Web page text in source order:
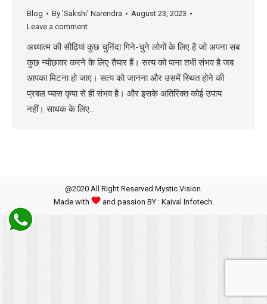
Blog By 'Sakshi' Narendra
August 23, 2023
Leave a comment
अध्यात्म की सीढ़ियां कुछ चुनिंदा गिने-चुने लोगों के लिए है जो अपना सब
कुछ न्योछावर करने के लिए तैयार हैं। सत्य को पाना तभी संभव है जब
आपका मिटना हो जाए। सत्य को जानना और उसमें स्थित होने की
प्रबल प्यास कृपा से ही संभव है। और इसके अतिरिक्त कोई उपाय
नहीं। साधक के लिए…
@2020 All Right Reserved Mystic Vision.
Made with
and passion BY : Kaival Infotech.